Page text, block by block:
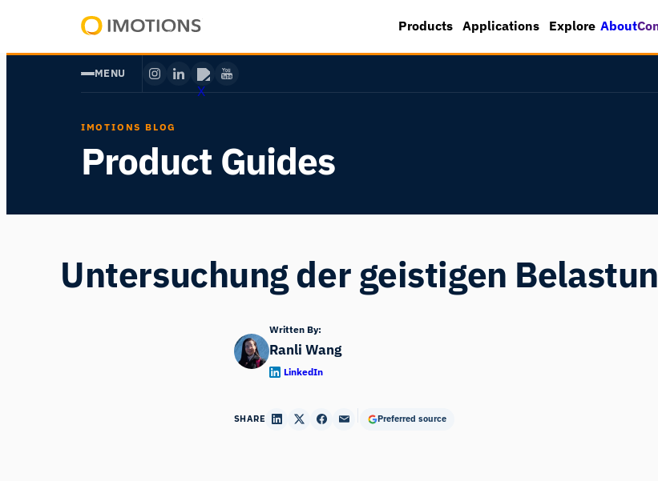
springen
Human
Products Applications Explore About
MENU
IMOTIONS BLOG
Product Guides
Untersuchung der geistigen
Written By:
Ranli Wang
LinkedIn
SHARE Preferred source